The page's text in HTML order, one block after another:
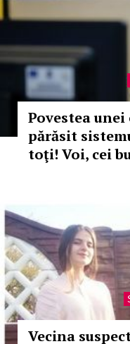
Povestea
părăsit
toţi! Voi, cei
Vecina